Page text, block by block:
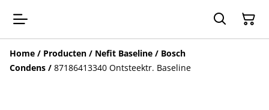
Home / Producten / Nefit Baseline / Bosch
Condens / 87186413340 Ontsteektr. Baseline